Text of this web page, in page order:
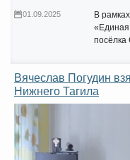
01.09.2025
В
посёлка
Вячеслав Погудин
Нижнего Тагила